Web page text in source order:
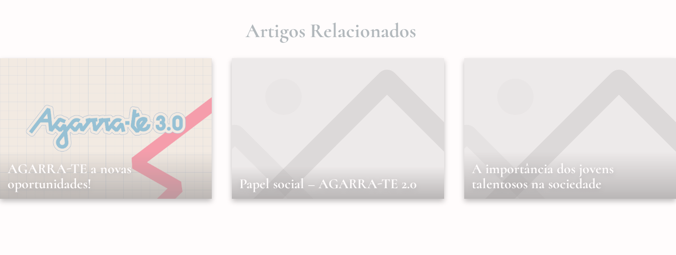
Artigos Relacionados
AGARRA-TE a novas
oportunidades!
Papel social – AGARRA-TE 2.0
A importância dos jovens
talentosos na sociedade